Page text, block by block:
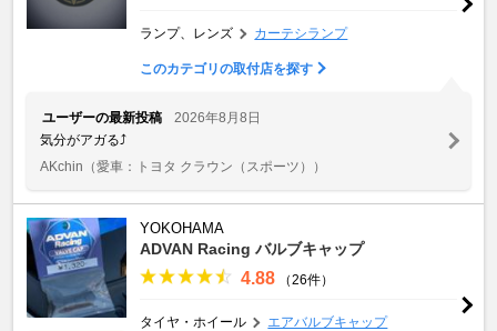
ランプ、レンズ カーテシランプ
このカテゴリの取付店を探す
ユーザーの最新投稿
2026年8月8日
気分がアガる⤴️
AKchin （愛車：トヨタ クラウン（スポーツ））
YOKOHAMA
ADVAN Racing バルブキャップ
4.88 （26件）
タイヤ・ホイール エアバルブキャップ